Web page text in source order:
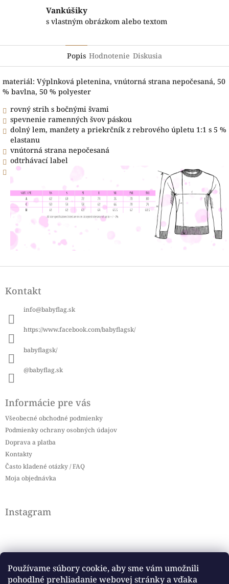
Používame súbory cookie, aby sme vám umožnili
pohodlné prehliadanie webovej stránky a vďaka
Vankúšiky
s vlastným obrázkom alebo textom
Popis Hodnotenie Diskusia
materiál: Výplnková pletenina, vnútorná strana nepočesaná, 50
% bavlna, 50 % polyester
rovný strih s bočnými švami
spevnenie ramenných švov páskou
dolný lem, manžety a priekrčník z rebrového úpletu 1:1 s 5 %
elastanu
vnútorná strana nepočesaná
odtrhávací label
Z
pKontakt
info@babyflag.sk
https://www.facebook.com/babyflagsk/
babyflagsk/
@babyflag.sk
Informácie pre vás
Všeobecné obchodné podmienky
Podmienky ochrany osobných údajov
Doprava a platba
Kontakty
Často kladené otázky / FAQ
Moja objednávka
Instagram